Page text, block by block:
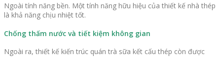
Ngoài tính năng bền. Một tính năng hữu hiệu của thiết kế nhà thép
là khả năng chịu nhiệt tốt.
Chống thấm nước và tiết kiệm không gian
Ngoài ra, thiết kế kiến ​​trúc quán trà sữa kết cấu thép còn được